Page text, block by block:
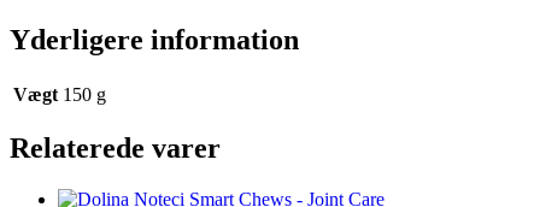
Yderligere information
Vægt 150 g
Relaterede varer